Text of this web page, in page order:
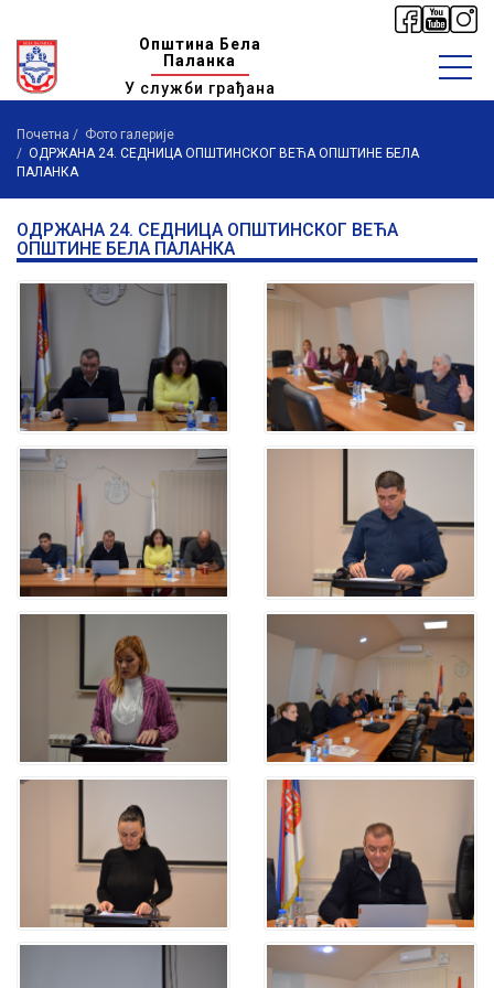
Општина Бела
Паланка
У служби грађана
Почетна
Фото галерије
ОДРЖАНА 24. СЕДНИЦА ОПШТИНСКОГ ВЕЋА ОПШТИНЕ БЕЛА
ПАЛАНКА
ОДРЖАНА 24. СЕДНИЦА ОПШТИНСКОГ ВЕЋА
ОПШТИНЕ БЕЛА ПАЛАНКА